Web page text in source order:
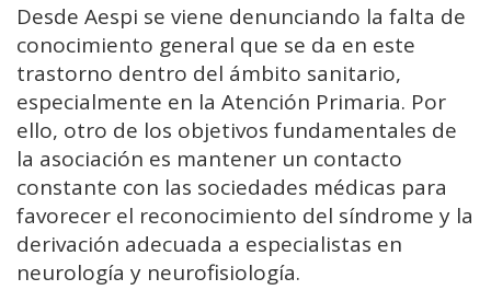
Desde Aespi se viene denunciando la falta de
conocimiento general que se da en este
trastorno dentro del ámbito sanitario,
especialmente en la Atención Primaria. Por
ello, otro de los objetivos fundamentales de
la asociación es mantener un contacto
constante con las sociedades médicas para
favorecer el reconocimiento del síndrome y la
derivación adecuada a especialistas en
neurología y neurofisiología.